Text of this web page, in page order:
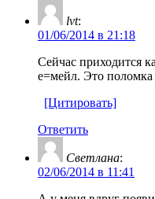
lvt:
01/06/2014 в 21:18
Сейчас приходится
е=мейл. Это
[Цитировать]
Ответить
Светлана:
02/06/2014 в 11:41